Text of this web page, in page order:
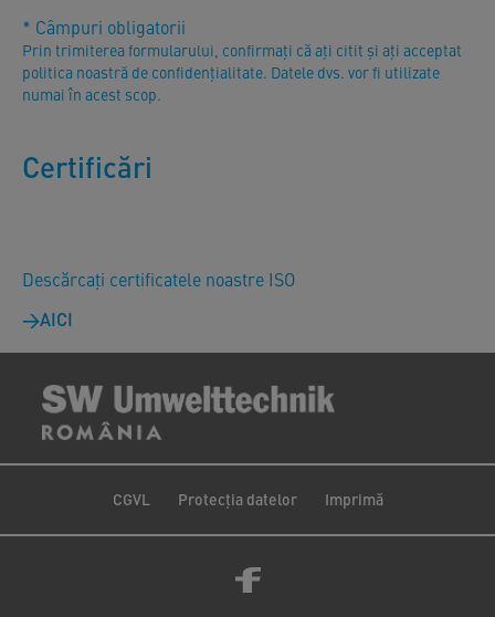
* Câmpuri obligatorii
Prin trimiterea formularului, confirmați că ați citit și ați acceptat
politica noastră de confidențialitate. Datele dvs. vor fi utilizate
numai în acest scop.
Certificări
Descărcați certificatele noastre ISO
AICI
CGVL Protecția datelor Imprimă